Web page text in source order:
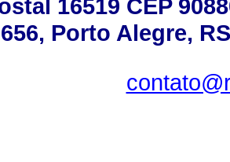
16519 CEP
Porto Alegre,